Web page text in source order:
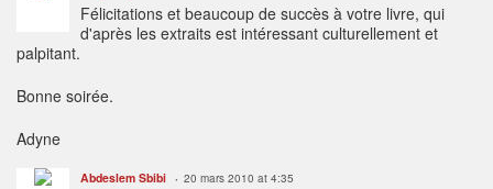
Félicitations et beaucoup de succès à votre livre, qui
d'après les extraits est intéressant culturellement et
palpitant.
Bonne soirée.
Adyne
Abdeslem Sbibi 20 mars 2010 at 4:35